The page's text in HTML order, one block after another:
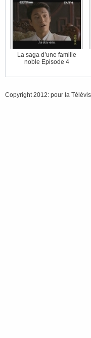
La saga d’une famille
noble Episode 4
Copyright 2012: pour la